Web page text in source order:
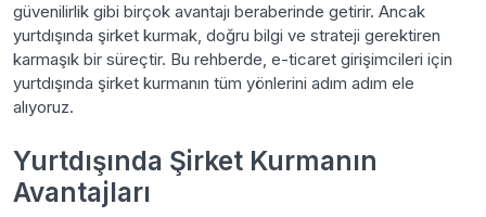
güvenilirlik gibi birçok avantajı beraberinde getirir. Ancak
yurtdışında şirket kurmak, doğru bilgi ve strateji gerektiren
karmaşık bir süreçtir. Bu rehberde, e-ticaret girişimcileri için
yurtdışında şirket kurmanın tüm yönlerini adım adım ele
alıyoruz.
Yurtdışında Şirket Kurmanın
Avantajları